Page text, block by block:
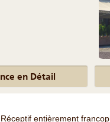
en Détail
entièrement